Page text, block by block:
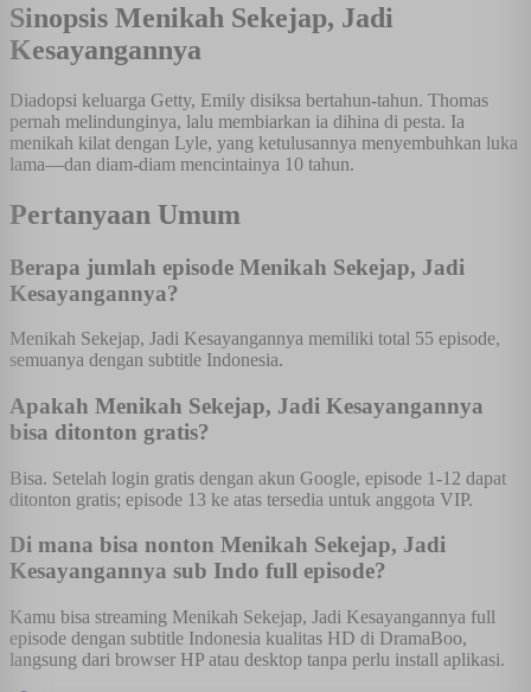
Sinopsis Menikah Sekejap, Jadi
Kesayangannya
Diadopsi keluarga Getty, Emily disiksa bertahun-tahun. Thomas
pernah melindunginya, lalu membiarkan ia dihina di pesta. Ia
menikah kilat dengan Lyle, yang ketulusannya menyembuhkan luka
lama—dan diam-diam mencintainya 10 tahun.
Pertanyaan Umum
Berapa jumlah episode Menikah Sekejap, Jadi
Kesayangannya?
Menikah Sekejap, Jadi Kesayangannya memiliki total 55 episode,
semuanya dengan subtitle Indonesia.
Apakah Menikah Sekejap, Jadi Kesayangannya
bisa ditonton gratis?
Bisa. Setelah login gratis dengan akun Google, episode 1-12 dapat
ditonton gratis; episode 13 ke atas tersedia untuk anggota VIP.
Di mana bisa nonton Menikah Sekejap, Jadi
Kesayangannya sub Indo full episode?
Kamu bisa streaming Menikah Sekejap, Jadi Kesayangannya full
episode dengan subtitle Indonesia kualitas HD di DramaBoo,
langsung dari browser HP atau desktop tanpa perlu install aplikasi.